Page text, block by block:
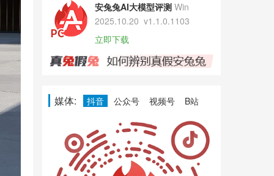
安兔兔AI大模型评测 Win
2025.10.20 v1.1.0.1103
立即下载
媒体: 抖音 公众号 视频号 B站